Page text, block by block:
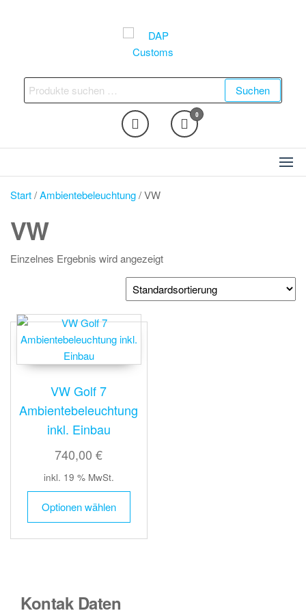
DAP Customs Ambientebeleuchtung,
Nachrüstungen und vieles
mehr
Suchen
nach:
Suchen
0
Start/Ambientebeleuchtung/ VW
VW
Einzelnes Ergebnis wird angezeigt
VW Golf 7
Ambientebeleuchtung
inkl. Einbau
740,00 €
inkl. 19 % MwSt.
Optionen wählen
Kontak Daten